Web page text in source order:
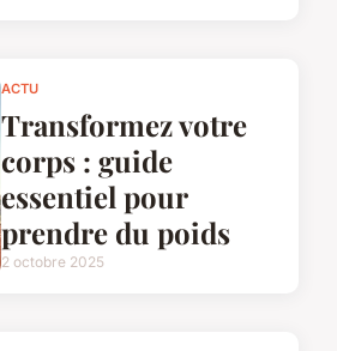
ACTU
Transformez votre
corps : guide
essentiel pour
prendre du poids
2 octobre 2025